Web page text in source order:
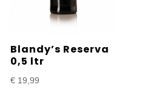
Blandy’s Reserva
0,5 ltr
€ 19,99